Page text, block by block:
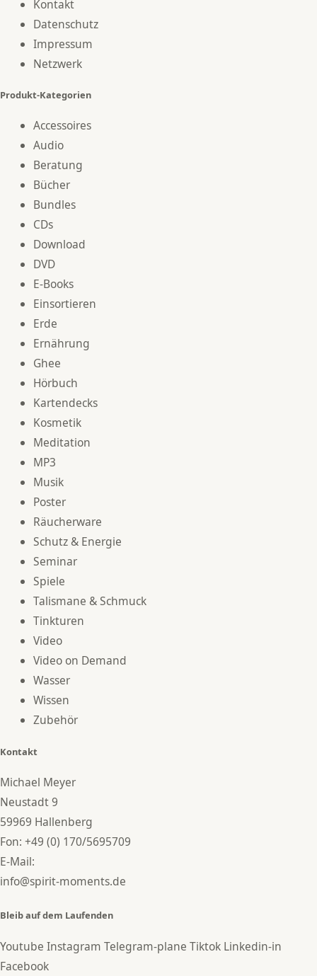
Kontakt
Datenschutz
Impressum
Netzwerk
Produkt-Kategorien
Accessoires
Audio
Beratung
Bücher
Bundles
CDs
Download
DVD
E-Books
Einsortieren
Erde
Ernährung
Ghee
Hörbuch
Kartendecks
Kosmetik
Meditation
MP3
Musik
Poster
Räucherware
Schutz & Energie
Seminar
Spiele
Talismane & Schmuck
Tinkturen
Video
Video on Demand
Wasser
Wissen
Zubehör
Kontakt
Michael Meyer
Neustadt 9
59969 Hallenberg
Fon: +49 (0) 170/5695709
E-Mail:
info@spirit-moments.de
Bleib auf dem Laufenden
Youtube Instagram Telegram-plane Tiktok Linkedin-in
Facebook